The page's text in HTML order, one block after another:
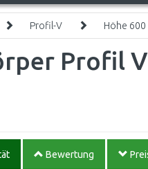
Profil-V Höhe 600
Profil
Bewertung